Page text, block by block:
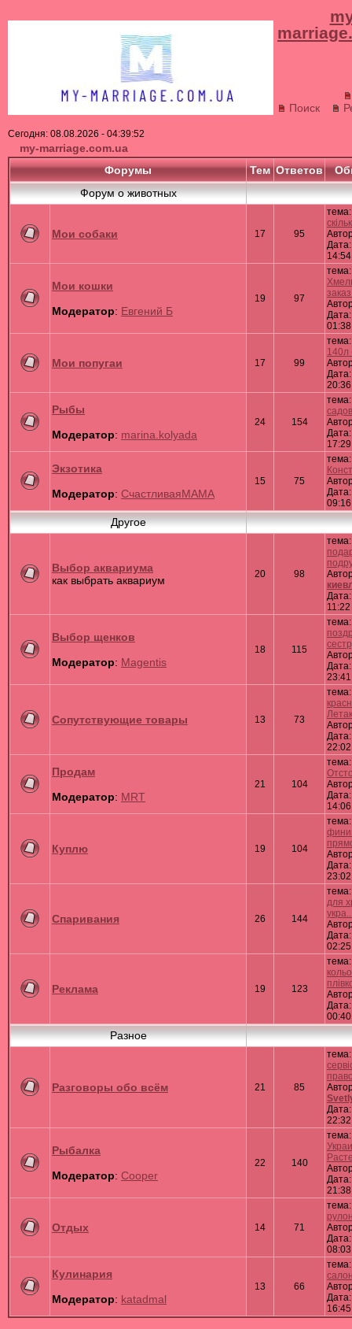
Поиск
Сегодня: 08.08.2026 - 04:39:52
my-marriage.com.ua
Форумы
Тем Ответов
Форум о животных
Мои собаки 17 95
14:54
Мои кошки
Модератор: Евгений Б
19 97
тема:
01:38
Мои попугаи 17 99
140л
20:36
Рыбы
Модератор: marina.kolyada
24 154
17:29
Экзотика
Модератор: СчастливаяМАМА
15 75
09:16
Другое
Выбор аквариума
как выбрать аквариум
20 98
11:22
Выбор щенков
Модератор: Magentis
18 115
23:41
Сопутствующие товары 13 73
22:02
Продам
Модератор: MRT
21 104
14:06
Куплю 19 104
23:02
Спаривания 26 144
для
02:25
Реклама 19 123
00:40
Разное
Разговоры обо всём 21 85
22:32
Рыбалка
Модератор: Сooper
22 140
21:38
Отдых 14 71
08:03
Кулинария
Модератор: katadmal
13 66
16:45